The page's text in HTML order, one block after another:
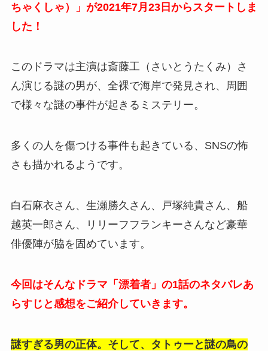
ちゃくしゃ）」が2021年7月23日からスタートしま
した！
このドラマは主演は斎藤工（さいとうたくみ）さ
ん演じる謎の男が、全裸で海岸で発見され、周囲
で様々な謎の事件が起きるミステリー。
多くの人を傷つける事件も起きている、SNSの怖
さも描かれるようです。
白石麻衣さん、生瀬勝久さん、戸塚純貴さん、船
越英一郎さん、リリーフフランキーさんなど豪華
俳優陣が脇を固めています。
今回はそんなドラマ「漂着者」の1話のネタバレあ
らすじと感想をご紹介していきます。
謎すぎる男の正体。そして、タトゥーと謎の鳥の